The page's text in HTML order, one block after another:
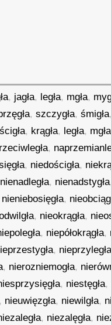
, jagła, legła, mgła,
,szczygła,śmigła
, krągła, legła, mgła
,
, niedościgła,
nienadległa, nienadstygła,
nieniebosięgła,
, nieokrągła,
, niepółokrągła,
,
, nierozniemogła,
, niestęgła,
nieuwięzgła, niewilgła,
, niezalęgła,